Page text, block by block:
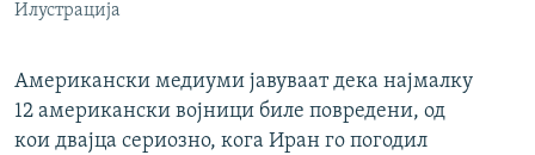
Илустрација
Американски медиуми јавуваат дека најмалку
12 американски војници биле повредени, од
кои двајца сериозно, кога Иран го погодил